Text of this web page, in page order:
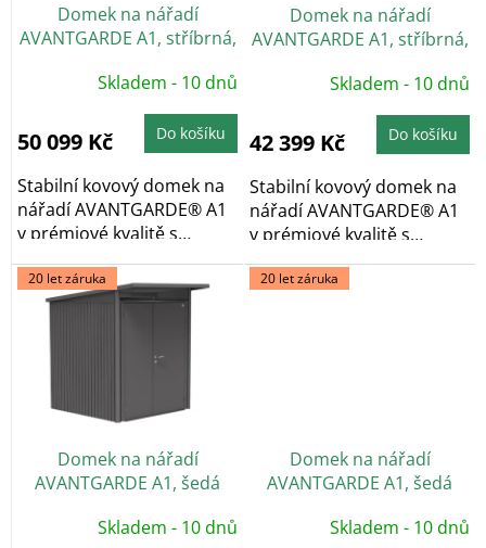
u
Domek na nářadí
AVANTGARDE A1, stříbrná,
Skladem - 10 dnů
50 099 Kč Do košíku
Stabilní kovový domek na
nářadí AVANTGARDE® A1
v prémiové kvalitě s
Domek na nářadí
AVANTGARDE A1, stříbrná,
Skladem - 10 dnů
42 399 Kč Do košíku
Stabilní kovový domek na
nářadí AVANTGARDE® A1
v prémiové kvalitě s
pultovou...
20 let záruka
Domek na nářadí
AVANTGARDE A1, šedá
Skladem - 10 dnů
20 let záruka
Domek na nářadí
AVANTGARDE A1, šedá
dveře
Skladem - 10 dnů